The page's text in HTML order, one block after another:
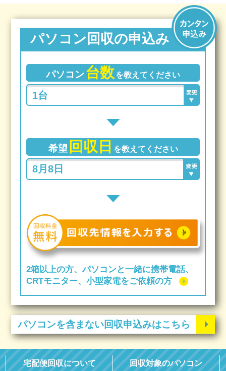
パソコン回収の申込み
パソコン 台数を教えてください
希望 回収日 を教えてください
2箱以上の方、パソコンと一緒に携帯電話、
CRTモニター、小型家電をご依頼の方
パソコンを含まない回収申込みはこちら
宅配便回収について 回収対象のパソコン